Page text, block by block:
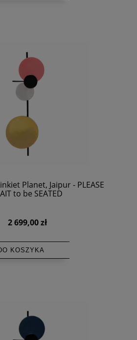
Planet, Jaipur - PLEASE
to be SEATED
2 699,00 zł
KOSZYKA